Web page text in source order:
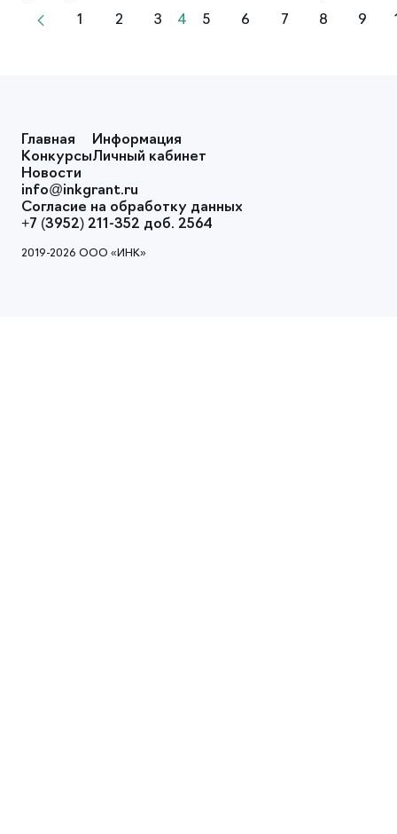
1 2 3 4 5 6 7 8 9
Главная
Конкурсы
Новости
Информация
Личный кабинет
info@inkgrant.ru
Согласие на обработку данных
+7 (3952) 211-352 доб. 2564
2019-2026 ООО «ИНК»